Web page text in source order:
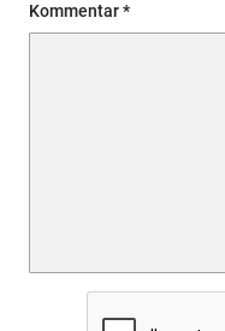
Kommentar